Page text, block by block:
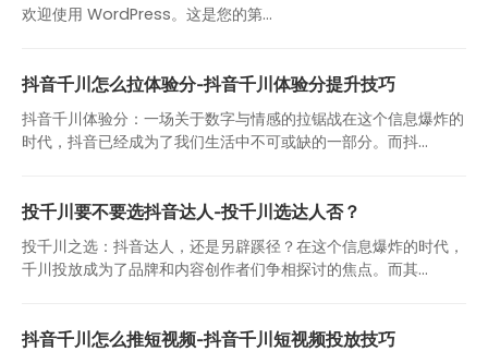
欢迎使用 WordPress。这是您的第…
抖音千川怎么拉体验分-抖音千川体验分提升技巧
抖音千川体验分：一场关于数字与情感的拉锯战在这个信息爆炸的
时代，抖音已经成为了我们生活中不可或缺的一部分。而抖...
投千川要不要选抖音达人-投千川选达人否？
投千川之选：抖音达人，还是另辟蹊径？在这个信息爆炸的时代，
千川投放成为了品牌和内容创作者们争相探讨的焦点。而其...
抖音千川怎么推短视频-抖音千川短视频投放技巧